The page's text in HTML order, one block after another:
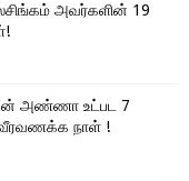
அவர்களின் 19
அண்ணா உட்பட 7
நாள் !